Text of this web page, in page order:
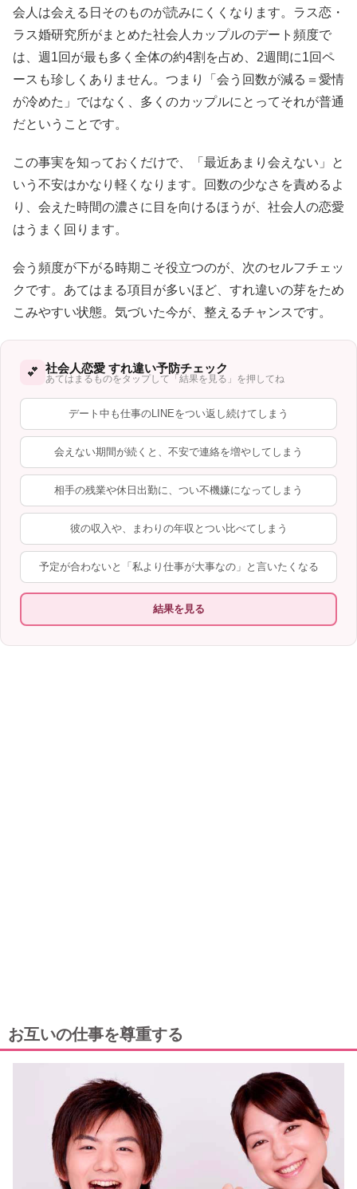
会人は会える日そのものが読みにくくなります。ラス恋・
ラス婚研究所がまとめた社会人カップルのデート頻度で
は、週1回が最も多く全体の約4割を占め、2週間に1回ペ
ースも珍しくありません。つまり「会う回数が減る＝愛情
が冷めた」ではなく、多くのカップルにとってそれが普通
だということです。
この事実を知っておくだけで、「最近あまり会えない」と
いう不安はかなり軽くなります。回数の少なさを責めるよ
り、会えた時間の濃さに目を向けるほうが、社会人の恋愛
はうまく回ります。
会う頻度が下がる時期こそ役立つのが、次のセルフチェッ
クです。あてはまる項目が多いほど、すれ違いの芽をため
こみやすい状態。気づいた今が、整えるチャンスです。
💕 社会人恋愛 すれ違い予防チェック
あてはまるものをタップして「結果を見る」を押してね
デート中も仕事のLINEをつい返し続けてしまう
会えない期間が続くと、不安で連絡を増やしてしまう
相手の残業や休日出勤に、つい不機嫌になってしまう
彼の収入や、まわりの年収とつい比べてしまう
予定が合わないと「私より仕事が大事なの」と言いたくなる
結果を見る
お互いの仕事を尊重する